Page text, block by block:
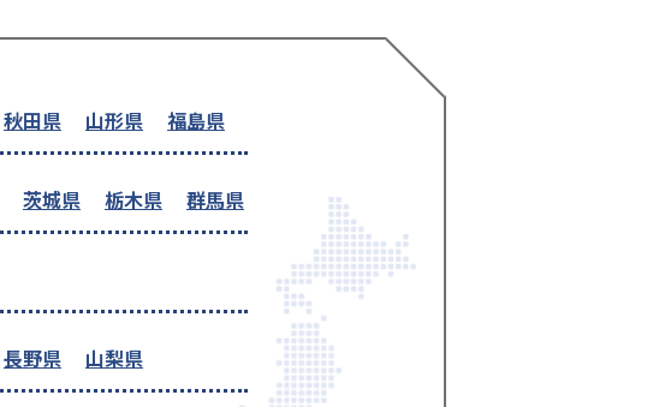
秋田県 山形県 福島県
茨城県 栃木県 群馬県
長野県 山梨県